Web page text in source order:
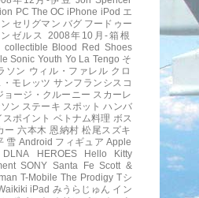
PC The OC iPhone iPod エ
セリグマン バグ フードゥー
ゼルス
2008年10月-箱根
collectible
Blood Red Shoes
Sonic Youth Yo La Tengo そ
ソン ウィル・ファレル クロ
モレッツ サンフランシスコ
ョージ・クルーニー スカーレ
ン ステーキ スポット ハンバ
スポイント ベトナム料理 ボス
ー 六本木 恩納村 松尾スズキ
雪 Android フィギュア Apple
DLNA HEROES
Hello Kitty
SONY Santa Fe Scott &
T-Mobile The Prodigy Tシ
iPad みうらじゅん イン